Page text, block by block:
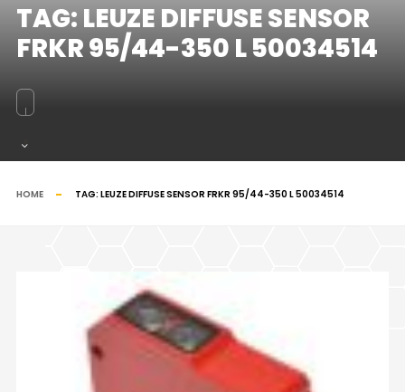
TAG: LEUZE DIFFUSE SENSOR
FRKR 95/44-350 L 50034514
HOME TAG: LEUZE DIFFUSE SENSOR FRKR 95/44-350 L 50034514